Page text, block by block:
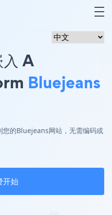
入 A
Bluejeans
的Bluejeans网站，无需编码或
开始